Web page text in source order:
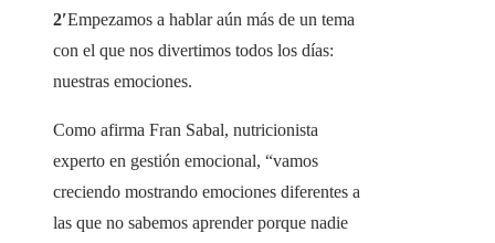
2′Empezamos a hablar aún más de un tema
con el que nos divertimos todos los días:
nuestras emociones.
Como afirma Fran Sabal, nutricionista
experto en gestión emocional, “vamos
creciendo mostrando emociones diferentes a
las que no sabemos aprender porque nadie